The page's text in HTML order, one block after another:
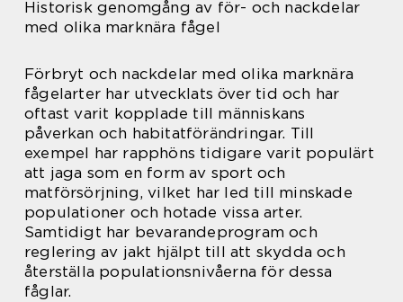
Historisk genomgång av för- och nackdelar
med olika marknära fågel
Förbryt och nackdelar med olika marknära
fågelarter har utvecklats över tid och har
oftast varit kopplade till människans
påverkan och habitatförändringar. Till
exempel har rapphöns tidigare varit populärt
att jaga som en form av sport och
matförsörjning, vilket har led till minskade
populationer och hotade vissa arter.
Samtidigt har bevarandeprogram och
reglering av jakt hjälpt till att skydda och
återställa populationsnivåerna för dessa
fåglar.